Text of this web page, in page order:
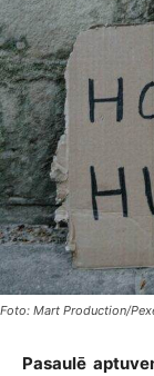
Foto: Mart Production/
Pasaulē